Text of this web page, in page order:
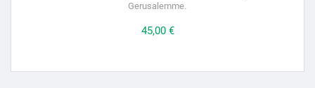
Gerusalemme.
Prezzo
45,00 €